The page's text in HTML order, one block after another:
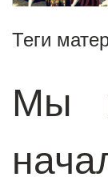
Теги
Мы